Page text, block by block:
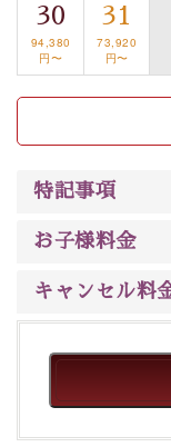
は【3日前まで】
※交通規制などに
※年末年始及び御
以上がプラン内
で心癒されます
いただける、美
30
94,380
円〜
31
73,920
円〜
特記事項
お子様料金
キャンセル料